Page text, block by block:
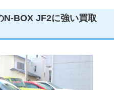
N-BOX JF2に強い買取